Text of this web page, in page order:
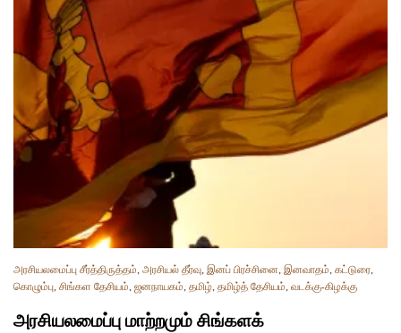
அரசியலமைப்பு சீர்த்திருத்தம், அரசியல் தீர்வு, இனப் பிரச்சினை, இனவாதம், கட்டுரை,
கொழும்பு, சிங்கள தேசியம், ஜனநாயகம், தமிழ், தமிழ்த் தேசியம், வடக்கு-கிழக்கு
அரசியலமைப்பு மாற்றமும் சிங்களக்